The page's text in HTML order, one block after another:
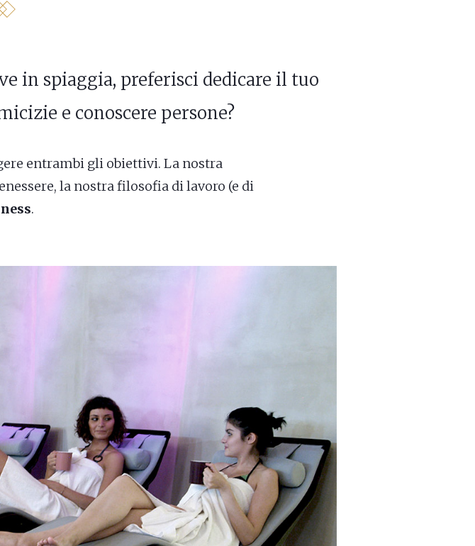
in spiaggia, preferisci dedicare il tuo
e conoscere persone?
entrambi gli obiettivi. La nostra
la nostra filosofia di lavoro (e di
.